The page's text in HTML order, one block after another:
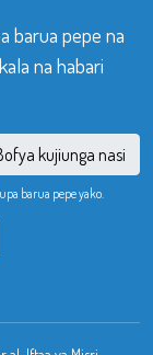
barua pepe na
na habari
kujiunga nasi
barua pepe yako.